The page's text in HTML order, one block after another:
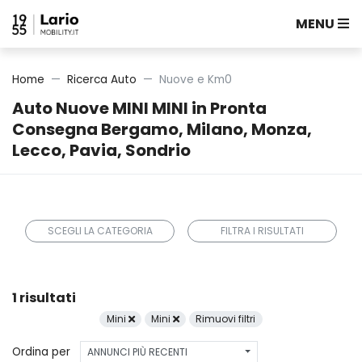
MENU
Auto Nuove MINI MINI in Pronta
Consegna Bergamo, Milano, Monza,
Lecco, Pavia, Sondrio
Home Ricerca Auto Nuove e Km0
SCEGLI LA CATEGORIA FILTRA I RISULTATI
1 risultati
Mini Mini Rimuovi filtri
Ordina per ANNUNCI PIÙ RECENTI